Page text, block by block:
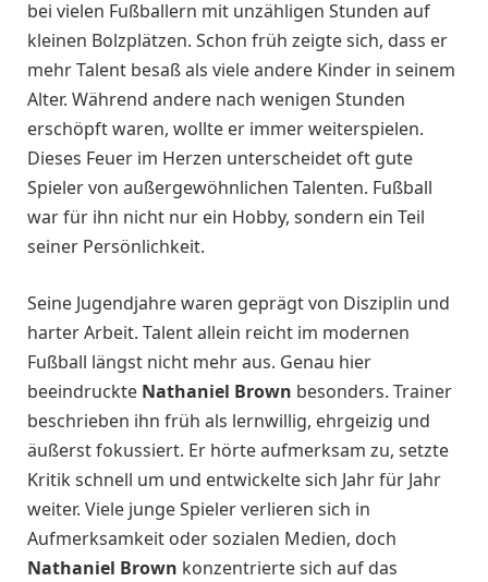
bei vielen Fußballern mit unzähligen Stunden auf
kleinen Bolzplätzen. Schon früh zeigte sich, dass er
mehr Talent besaß als viele andere Kinder in seinem
Alter. Während andere nach wenigen Stunden
erschöpft waren, wollte er immer weiterspielen.
Dieses Feuer im Herzen unterscheidet oft gute
Spieler von außergewöhnlichen Talenten. Fußball
war für ihn nicht nur ein Hobby, sondern ein Teil
seiner Persönlichkeit.
Seine Jugendjahre waren geprägt von Disziplin und
harter Arbeit. Talent allein reicht im modernen
Fußball längst nicht mehr aus. Genau hier
beeindruckte Nathaniel Brown besonders. Trainer
beschrieben ihn früh als lernwillig, ehrgeizig und
äußerst fokussiert. Er hörte aufmerksam zu, setzte
Kritik schnell um und entwickelte sich Jahr für Jahr
weiter. Viele junge Spieler verlieren sich in
Aufmerksamkeit oder sozialen Medien, doch
Nathaniel Brown konzentrierte sich auf das